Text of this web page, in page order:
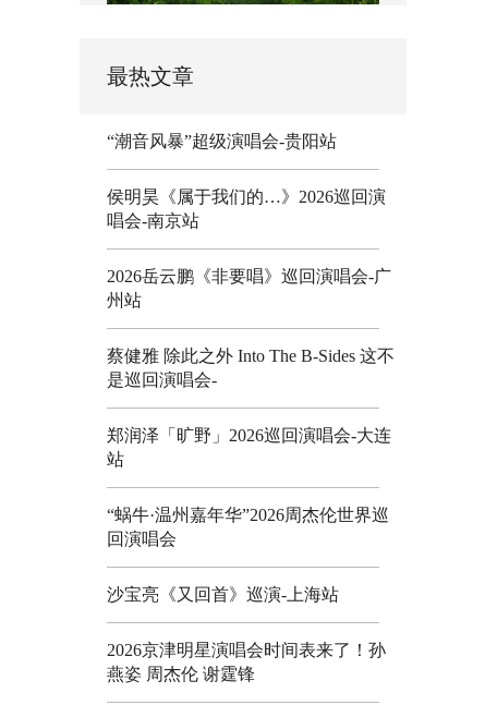
最热文章
“潮音风暴”超级演唱会-贵阳站
侯明昊《属于我们的…》2026巡回演
唱会-南京站
2026岳云鹏《非要唱》巡回演唱会-广
州站
蔡健雅 除此之外 Into The B-Sides 这不
是巡回演唱会-
郑润泽「旷野」2026巡回演唱会-大连
站
“蜗牛·温州嘉年华”2026周杰伦世界巡
回演唱会
沙宝亮《又回首》巡演-上海站
2026京津明星演唱会时间表来了！孙
燕姿 周杰伦 谢霆锋